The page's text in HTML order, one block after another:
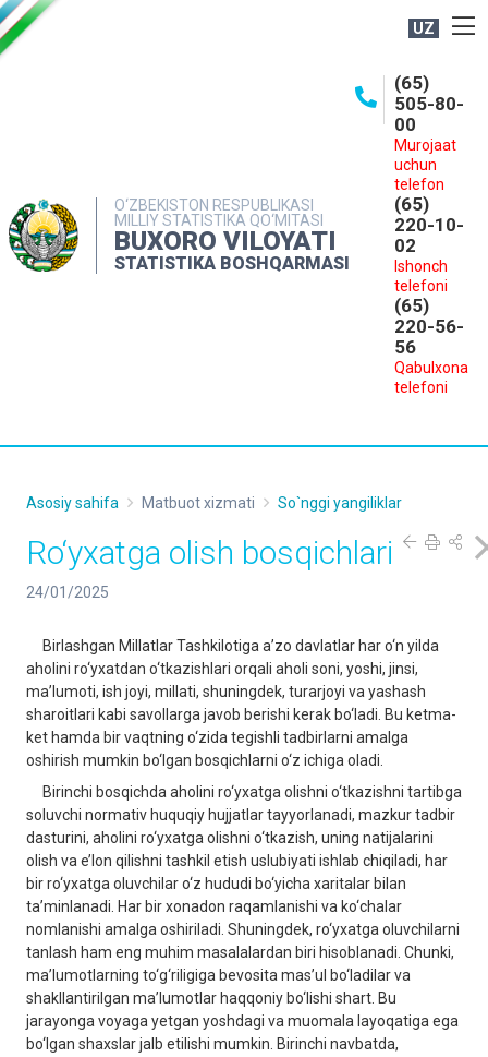
UZ
O‘ZBEKISTON RESPUBLIKASI
MILLIY STATISTIKA QO‘MITASI
BUXORO VILOYATI
STATISTIKA BOSHQARMASI
(65)
505-80-
00
Murojaat
uchun
telefon
(65)
220-10-
02
Ishonch
telefoni
(65)
220-56-
56
Qabulxona
telefoni
MATBUOT XIZMATI
MUROJAATLAR
Asosiy sahifa Matbuot xizmati So`nggi yangiliklar
Ro‘yxatga olish bosqichlari
24/01/2025
Birlashgan Millatlar Tashkilotiga a’zo davlatlar har o‘n yilda
aholini ro‘yxatdan o‘tkazishlari orqali aholi soni, yoshi, jinsi,
ma’lumoti, ish joyi, millati, shuningdek, turarjoyi va yashash
sharoitlari kabi savollarga javob berishi kerak bo‘ladi. Bu ketma-
ket hamda bir vaqtning o‘zida tegishli tadbirlarni amalga
oshirish mumkin bo‘lgan bosqichlarni o‘z ichiga oladi.
Birinchi bosqichda aholini ro‘yxatga olishni o‘tkazishni tartibga
soluvchi normativ huquqiy hujjatlar tayyorlanadi, mazkur tadbir
dasturini, aholini ro‘yxatga olishni o‘tkazish, uning natijalarini
olish va e’lon qilishni tashkil etish uslubiyati ishlab chiqiladi, har
bir ro‘yxatga oluvchilar o‘z hududi bo‘yicha xaritalar bilan
ta’minlanadi. Har bir xonadon raqamlanishi va ko‘chalar
nomlanishi amalga oshiriladi. Shuningdek, ro‘yxatga oluvchilarni
tanlash ham eng muhim masalalardan biri hisoblanadi. Chunki,
ma’lumotlarning to‘g‘riligiga bevosita mas’ul bo‘ladilar va
shakllantirilgan ma’lumotlar haqqoniy bo‘lishi shart. Bu
jarayonga voyaga yetgan yoshdagi va muomala layoqatiga ega
bo‘lgan shaxslar jalb etilishi mumkin. Birinchi navbatda,